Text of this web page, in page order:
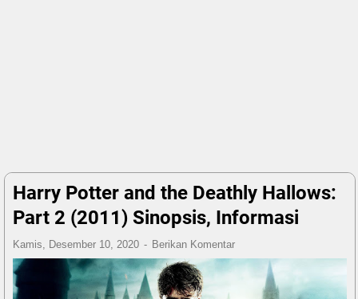
Harry Potter and the Deathly Hallows:
Part 2 (2011) Sinopsis, Informasi
Kamis, Desember 10, 2020 Berikan Komentar